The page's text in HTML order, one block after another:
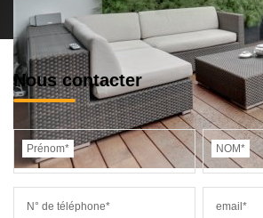
Nous contacter
Prénom* NOM*
N° de téléphone* email*